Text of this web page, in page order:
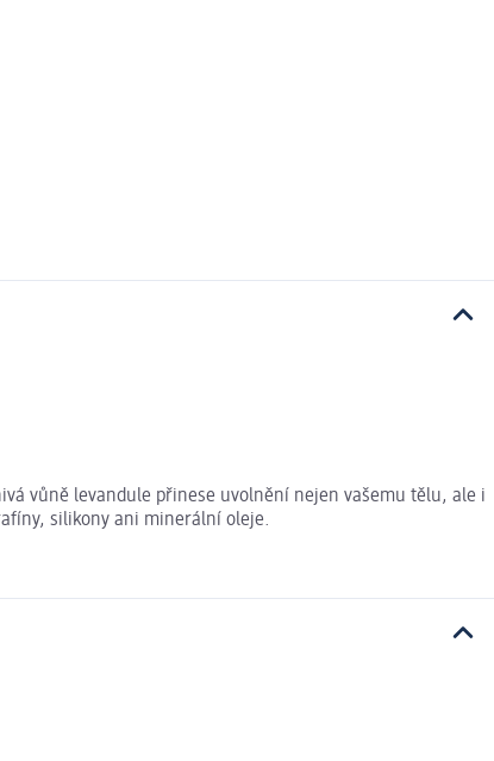
vůně levandule přinese uvolnění nejen vašemu tělu, ale i
silikony ani minerální oleje.